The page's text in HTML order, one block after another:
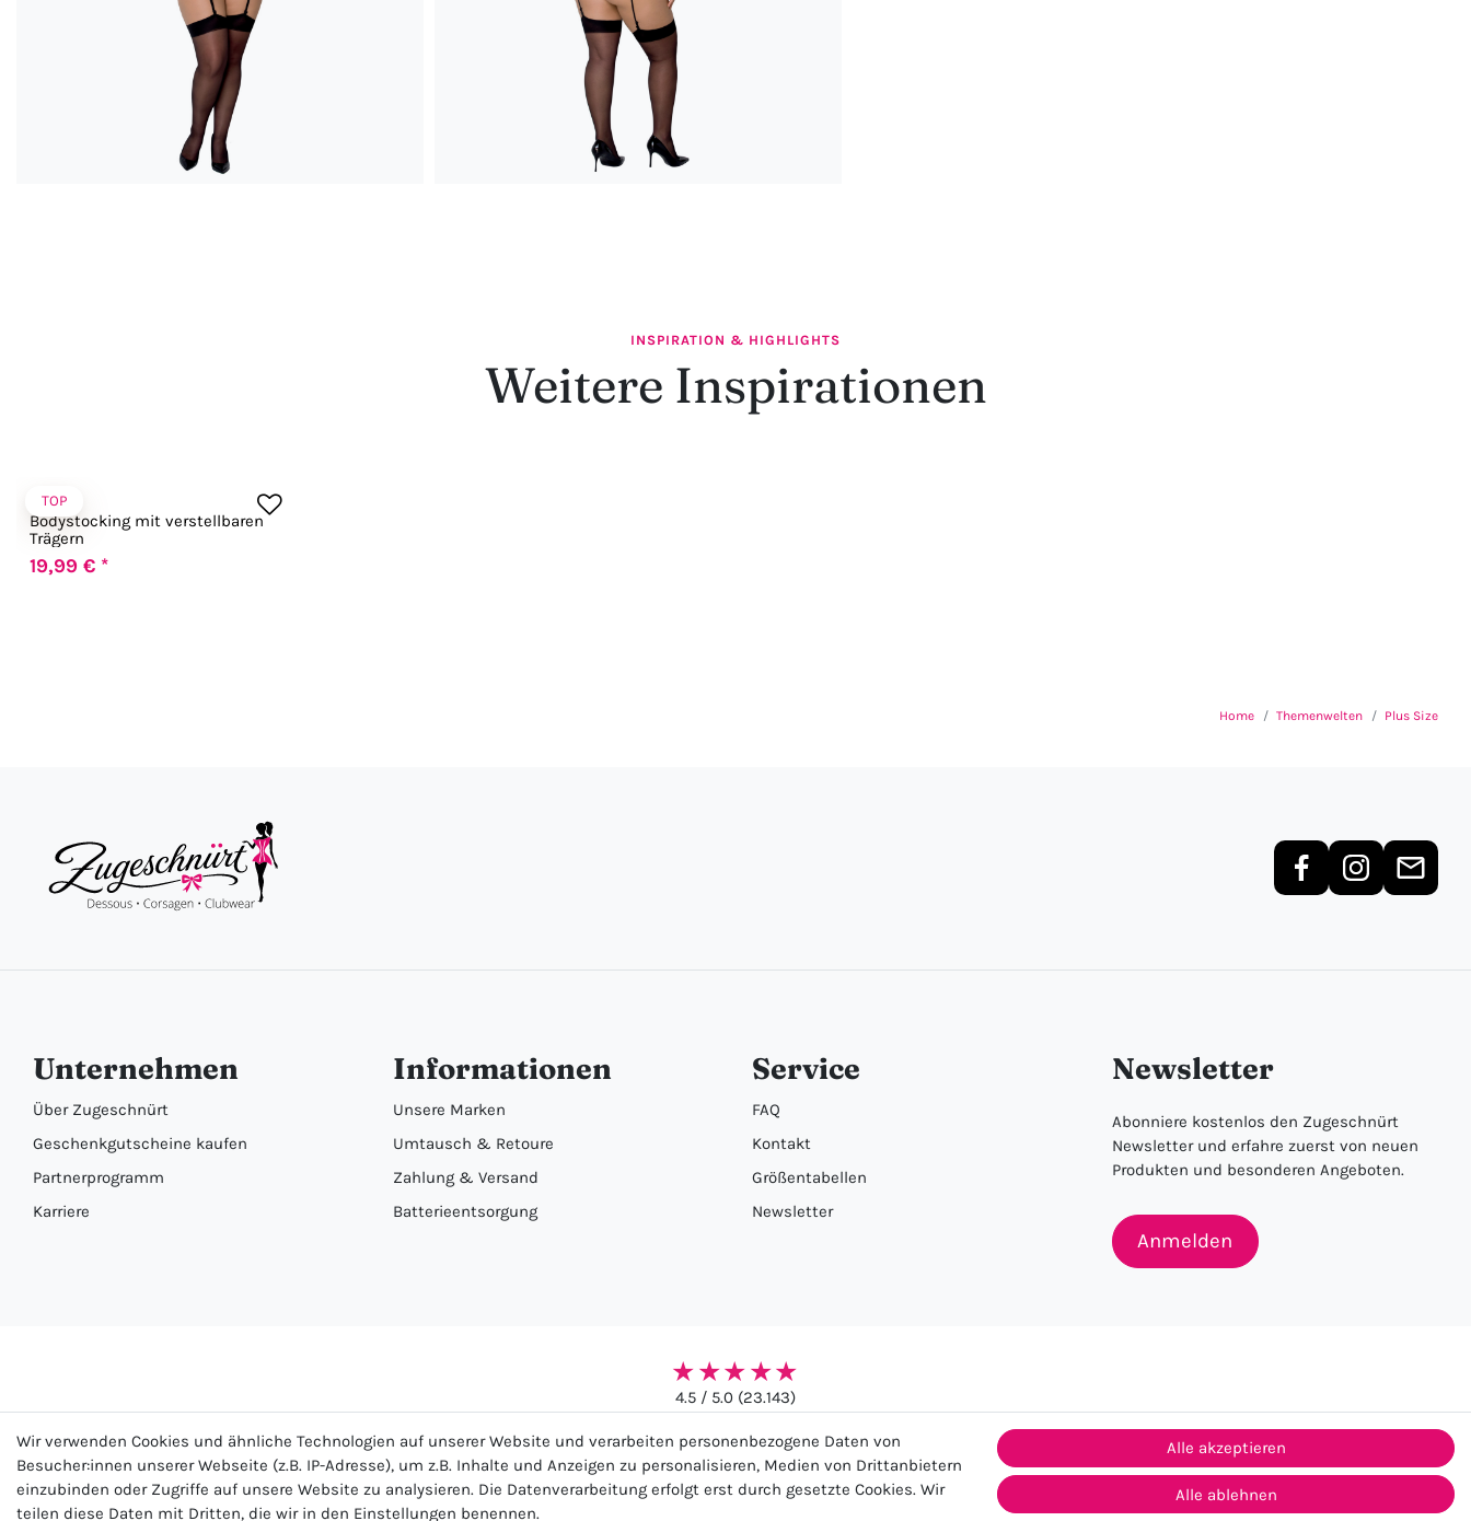
INSPIRATION & HIGHLIGHTS
Weitere Inspirationen
TOP
Passion
Bodystocking mit verstellbaren
Trägern
19,99 € *
Home Themenwelten Plus Size
Unternehmen
Über Zugeschnürt
Geschenkgutscheine kaufen
Partnerprogramm
Karriere
Informationen
Unsere Marken
Umtausch & Retoure
Zahlung & Versand
Batterieentsorgung
Service
FAQ
Kontakt
Größentabellen
Newsletter
Newsletter
Abonniere kostenlos den Zugeschnürt
Newsletter und erfahre zuerst von neuen
Produkten und besonderen Angeboten.
Anmelden
★★★★★
4.5 / 5.0 (23.143)
Wir verwenden Cookies und ähnliche Technologien auf unserer Website und verarbeiten personenbezogene Daten von
Besucher:innen unserer Webseite (z.B. IP-Adresse), um z.B. Inhalte und Anzeigen zu personalisieren, Medien von Drittanbietern
einzubinden oder Zugriffe auf unsere Website zu analysieren. Die Datenverarbeitung erfolgt erst durch gesetzte Cookies. Wir
teilen diese Daten mit Dritten, die wir in den Einstellungen benennen.
Alle akzeptieren
Alle ablehnen